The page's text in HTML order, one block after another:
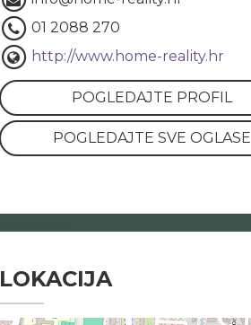
01 2088 270
http://www.home-reality.hr
POGLEDAJTE PROFIL
POGLEDAJTE SVE OGLASE
LOKACIJA